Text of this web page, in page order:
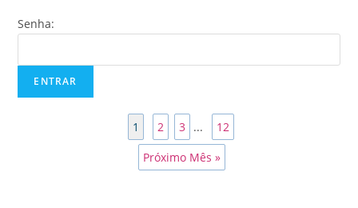
Senha:
1 2 3 ...
12
Próximo Mês »